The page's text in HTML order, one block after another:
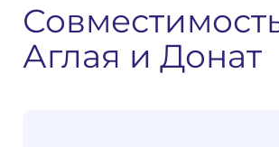
Аглая и Донат